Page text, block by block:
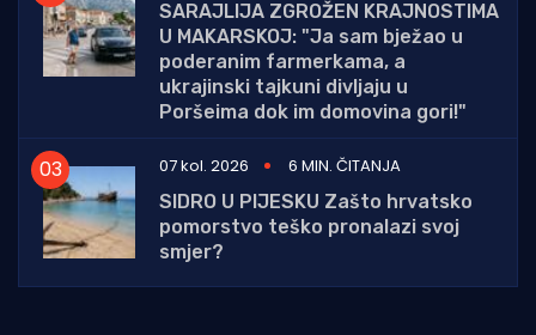
SARAJLIJA ZGROŽEN KRAJNOSTIMA
U MAKARSKOJ: "Ja sam bježao u
poderanim farmerkama, a
ukrajinski tajkuni divljaju u
Poršeima dok im domovina gori!"
07 kol. 2026
6 MIN. ČITANJA
SIDRO U PIJESKU Zašto hrvatsko
pomorstvo teško pronalazi svoj
smjer?